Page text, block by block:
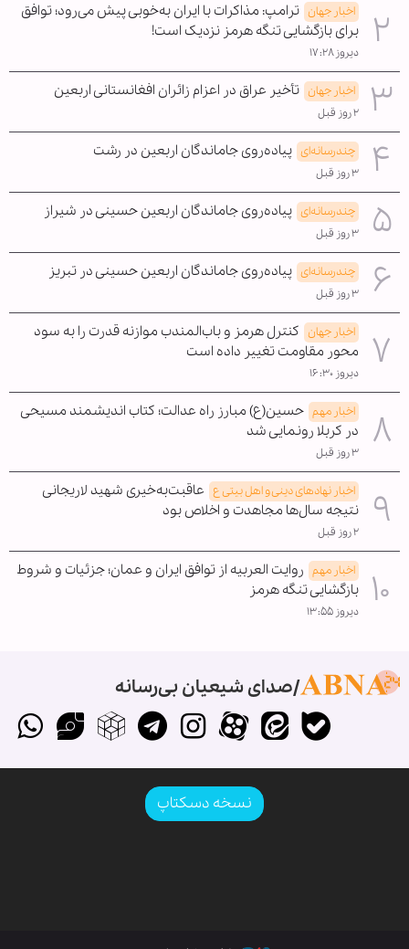
اخبار جهان ترامپ: مذاکرات با ایران به‌خوبی پیش می‌رود؛ توافق
برای بازگشایی تنگه هرمز نزدیک است!
دیروز ۱۷:۲۸
اخبار جهان تأخیر عراق در اعزام زائران افغانستانی اربعین
۲ روز قبل
چندرسانه‌ای پیاده‌روی جاماندگان اربعین در رشت
۳ روز قبل
چندرسانه‌ای پیاده‌روی جاماندگان اربعین حسینی در شیراز
۳ روز قبل
چندرسانه‌ای پیاده‌روی جاماندگان اربعین حسینی در تبریز
۳ روز قبل
اخبار جهان کنترل هرمز و باب‌المندب موازنه قدرت را به سود
محور مقاومت تغییر داده است
دیروز ۱۶:۳۰
اخبار مهم حسین(ع) مبارز راه عدالت؛ کتاب اندیشمند مسیحی
در کربلا رونمایی شد
۳ روز قبل
اخبار نهادهای دینی و اهل بیتی ع عاقبت‌به‌خیری شهید لاریجانی
نتیجه سال‌ها مجاهدت و اخلاص بود
۲ روز قبل
اخبار مهم روایت العربیه از توافق ایران و عمان؛ جزئیات و شروط
بازگشایی تنگه هرمز
دیروز ۱۳:۵۵
صدای شیعیان بی‌رسانه
نسخه دسکتاپ